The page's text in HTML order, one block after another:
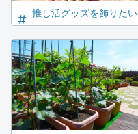
推し活グッズを飾りたい